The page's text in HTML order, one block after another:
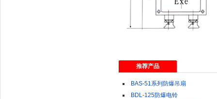
推荐产品
BAS-51系列防爆吊扇
BDL-125防爆电铃